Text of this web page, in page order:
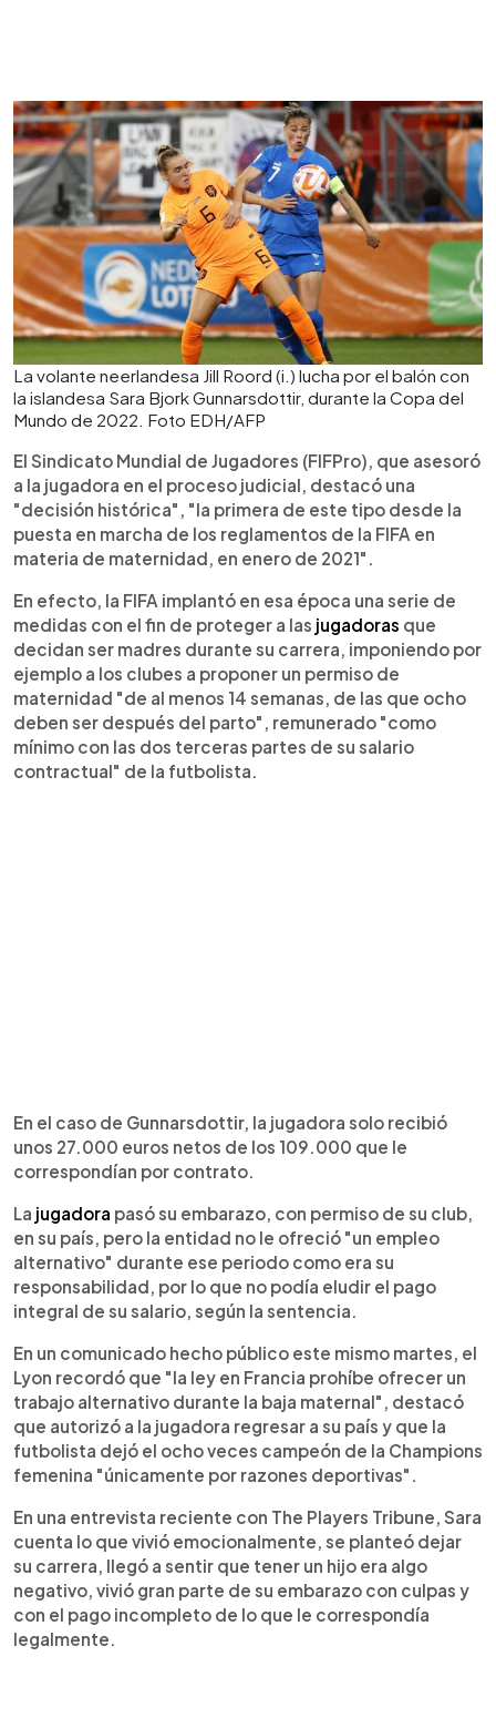
La volante neerlandesa Jill Roord (i.) lucha por el balón con
la islandesa Sara Bjork Gunnarsdottir, durante la Copa del
Mundo de 2022. Foto EDH/AFP
El Sindicato Mundial de Jugadores (FIFPro), que asesoró
a la jugadora en el proceso judicial, destacó una
"decisión histórica", "la primera de este tipo desde la
puesta en marcha de los reglamentos de la FIFA en
materia de maternidad, en enero de 2021".
En efecto, la FIFA implantó en esa época una serie de
medidas con el fin de proteger a las jugadoras que
decidan ser madres durante su carrera, imponiendo por
ejemplo a los clubes a proponer un permiso de
maternidad "de al menos 14 semanas, de las que ocho
deben ser después del parto", remunerado "como
mínimo con las dos terceras partes de su salario
contractual" de la futbolista.
En el caso de Gunnarsdottir, la jugadora solo recibió
unos 27.000 euros netos de los 109.000 que le
correspondían por contrato.
La jugadora pasó su embarazo, con permiso de su club,
en su país, pero la entidad no le ofreció "un empleo
alternativo" durante ese periodo como era su
responsabilidad, por lo que no podía eludir el pago
integral de su salario, según la sentencia.
En un comunicado hecho público este mismo martes, el
Lyon recordó que "la ley en Francia prohíbe ofrecer un
trabajo alternativo durante la baja maternal", destacó
que autorizó a la jugadora regresar a su país y que la
futbolista dejó el ocho veces campeón de la Champions
femenina "únicamente por razones deportivas".
En una entrevista reciente con The Players Tribune, Sara
cuenta lo que vivió emocionalmente, se planteó dejar
su carrera, llegó a sentir que tener un hijo era algo
negativo, vivió gran parte de su embarazo con culpas y
con el pago incompleto de lo que le correspondía
legalmente.